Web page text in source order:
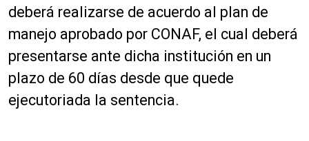
deberá realizarse de acuerdo al plan de
manejo aprobado por CONAF, el cual deberá
presentarse ante dicha institución en un
plazo de 60 días desde que quede
ejecutoriada la sentencia.